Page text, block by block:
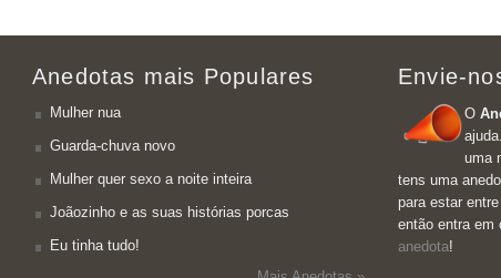
Anedotas mais Populares
Mulher nua
Guarda-chuva novo
Mulher quer sexo a noite inteira
Joãozinho e as suas histórias porcas
Eu tinha tudo!
Envie-
O
uma
tens uma
para estar
então entra em
anedota!